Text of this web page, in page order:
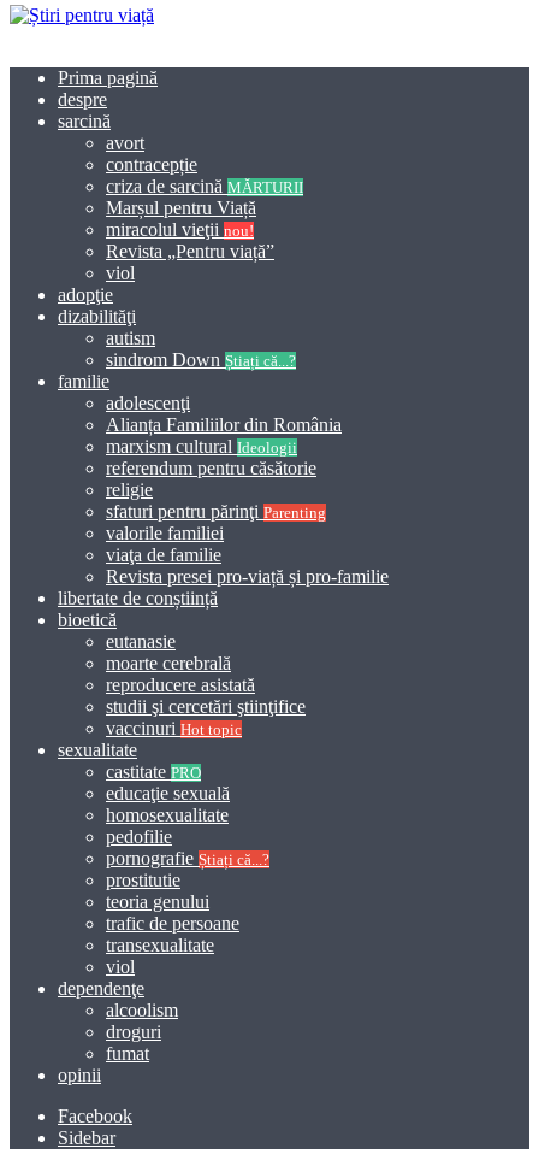
Prima pagină
despre
sarcină
avort
contracepție
criza de sarcină MĂRTURII
Marșul pentru Viață
miracolul vieţii nou!
Revista „Pentru viață”
viol
adopţie
dizabilităţi
autism
sindrom Down Știați că...?
familie
adolescenţi
Alianța Familiilor din România
marxism cultural Ideologii
referendum pentru căsătorie
religie
sfaturi pentru părinţi Parenting
valorile familiei
viaţa de familie
Revista presei pro-viață și pro-familie
libertate de conștiință
bioetică
eutanasie
moarte cerebrală
reproducere asistată
studii şi cercetări ştiinţifice
vaccinuri Hot topic
sexualitate
castitate PRO
educaţie sexuală
homosexualitate
pedofilie
pornografie Știați că...?
prostitutie
teoria genului
trafic de persoane
transexualitate
viol
dependenţe
alcoolism
droguri
fumat
opinii
Facebook
Sidebar